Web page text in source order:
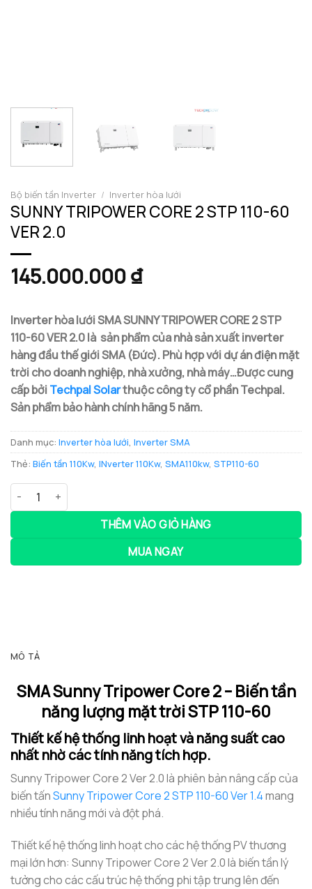
Bộ biến tần Inverter / Inverter hòa lưới
SUNNY TRIPOWER CORE 2 STP 110-60
VER 2.0
145.000.000₫
Inverter hòa lưới SMA SUNNY TRIPOWER CORE 2 STP
110-60 VER 2.0 là sản phẩm của nhà sản xuất inverter
hàng đầu thế giới SMA (Đức). Phù hợp với dự án điện mặt
trời cho doanh nghiệp, nhà xưởng, nhà máy…Được cung
cấp bởiTechpal Solarthuộc công ty cổ phần Techpal.
Sản phẩm bảo hành chính hãng 5 năm.
Danh mục: Inverter hòa lưới, Inverter SMA
Thẻ: Biến tần 110Kw, INverter 110Kw, SMA110kw, STP110-60
SUNNY TRIPOWER CORE 2 STP 110-60 VER 2.0 số lượng
THÊM VÀO GIỎ HÀNG
MUA NGAY
MÔ TẢ
SMA Sunny Tripower Core 2 – Biến tần
năng lượng mặt trời STP 110-60
Thiết kế hệ thống linh hoạt và năng suất cao
nhất nhờ các tính năng tích hợp.
Sunny Tripower Core 2 Ver 2.0 là phiên bản nâng cấp của
biến tấnSunny Tripower Core 2 STP 110-60 Ver 1.4mang
nhiều tính năng mới và đột phá.
Thiết kế hệ thống linh hoạt cho các hệ thống PV thương
mại lớn hơn: Sunny Tripower Core 2 Ver 2.0 là biến tần lý
tưởng cho các cấu trúc hệ thống phi tập trung lên đến